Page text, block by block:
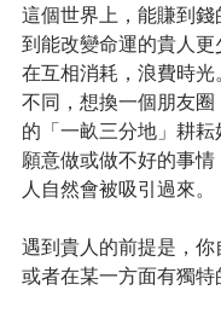
這個世界上，能賺到
到能改變命運的貴人
在互相消耗，浪費時
不同，想換一個朋友
的「一畝三分地」耕
願意做或做不好的事
人自然會被吸引過來。
遇到貴人的前提是，你
或者在某一方面有獨特